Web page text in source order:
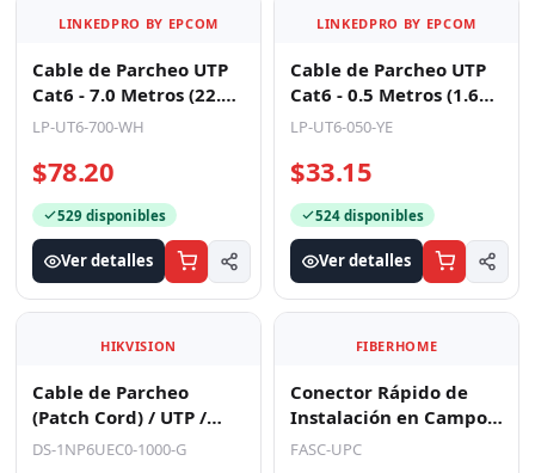
LINKEDPRO BY EPCOM
Cable de Parcheo UTP
Cat6 - 7.0 Metros (22.97
Pies) - Blanco
LP-UT6-700-WH
$78.20
529 disponibles
Ver detalles
LINKEDPRO BY EPCOM
Cable de Parcheo UTP
Cat6 - 0.5 Metros (1.64
Pies) - Amarillo
LP-UT6-050-YE
$33.15
524 disponibles
Ver detalles
HIKVISION
Cable de Parcheo
(Patch Cord) / UTP /
Cat. 6 (24 AWG) / 10
DS-1NP6UEC0-1000-G
FIBERHOME
Conector Rápido de
Instalación en Campo,
Monomodo, SC/UPC,
FASC-UPC